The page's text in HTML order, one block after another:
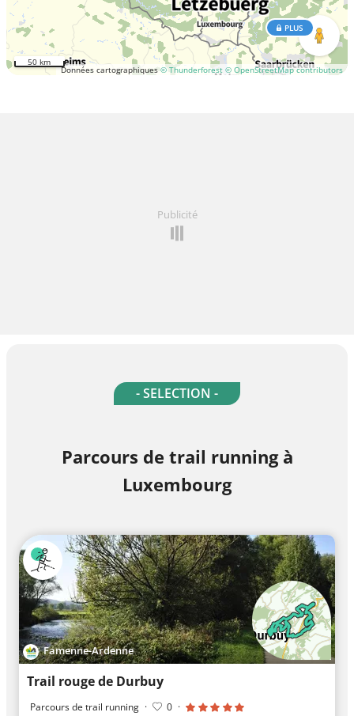
Données cartographiques © Thunderforest © OpenStreetMap contributors
PLUS
50 km
Publicité
- SELECTION -
Parcours de trail running à
Luxembourg
Famenne-Ardenne
Trail rouge de Durbuy
Parcours de trail running · 0 ·